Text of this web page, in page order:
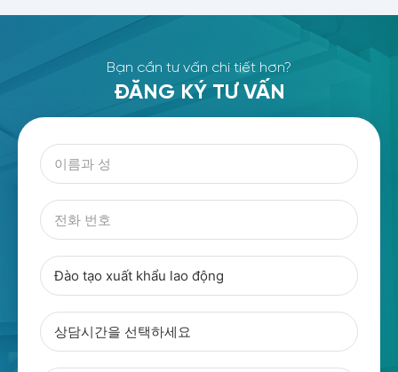
Bạn cần tư vấn chi tiết hơn?
ĐĂNG KÝ TƯ VẤN